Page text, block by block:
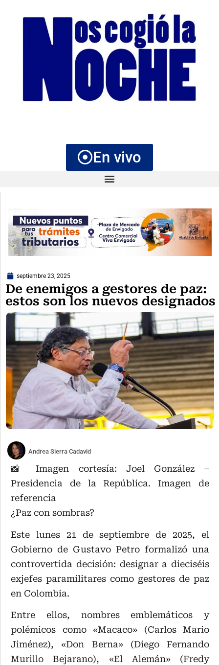
En vivo
septiembre 23, 2025
De enemigos a gestores de paz:
estos son los nuevos designados
Andrea Sierra Cadavid
📸 Imagen cortesía: Joel González –
Presidencia de la República. Imagen de
referencia
¿Paz con sombras?
Este lunes 21 de septiembre de 2025, el
Gobierno de Gustavo Petro formalizó una
controvertida decisión: designar a dieciséis
exjefes paramilitares como gestores de paz
en Colombia.
Entre ellos, nombres emblemáticos y
polémicos como «Macaco» (Carlos Mario
Jiménez), «Don Berna» (Diego Fernando
Murillo Bejarano), «El Alemán» (Fredy